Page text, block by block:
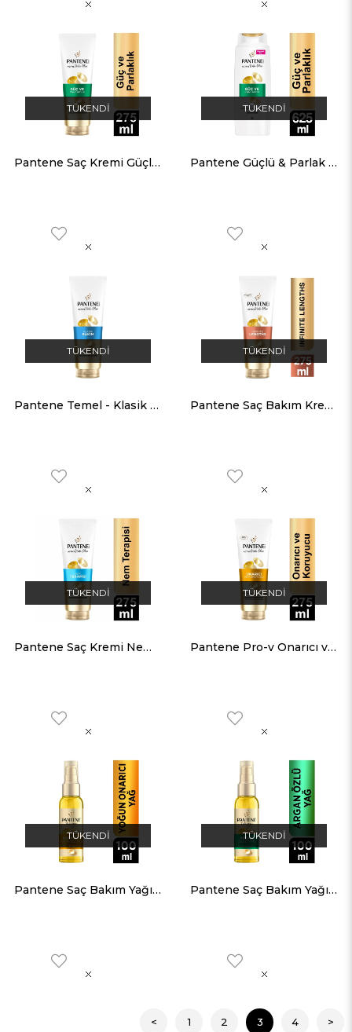
TÜKENDI
Pantene Saç Kremi Güçlü & Parlak Doğal Sentez 275 ML
TÜKENDI
Pantene Güçlü & Parlak Doğal Sentez Şampuan 625 ML
TÜKENDI
Pantene Temel - Klasik Bakım Saç Kremi 275 ML
TÜKENDI
Pantene Saç Bakım Kremi Infinite Length 275 ML
TÜKENDI
Pantene Saç Kremi Nemlendirici Bakım 275 ML
TÜKENDI
Pantene Pro-v Onarıcı ve Koruyucu Saç Bakım Kremi 275 ml
TÜKENDI
Pantene Saç Bakım Yağı Keratin Özlü 100 ML
TÜKENDI
Pantene Saç Bakım Yağı Argan Yağı Terapisi 100 ML
< 1 2 3 4 >